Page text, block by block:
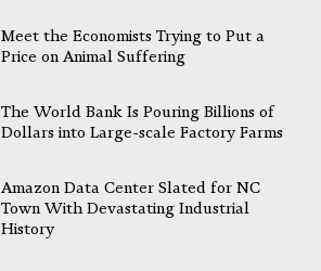
Meet the Economists Trying to Put a
Price on Animal Suffering
The World Bank Is Pouring Billions of
Dollars into Large-scale Factory Farms
Amazon Data Center Slated for NC
Town With Devastating Industrial
History